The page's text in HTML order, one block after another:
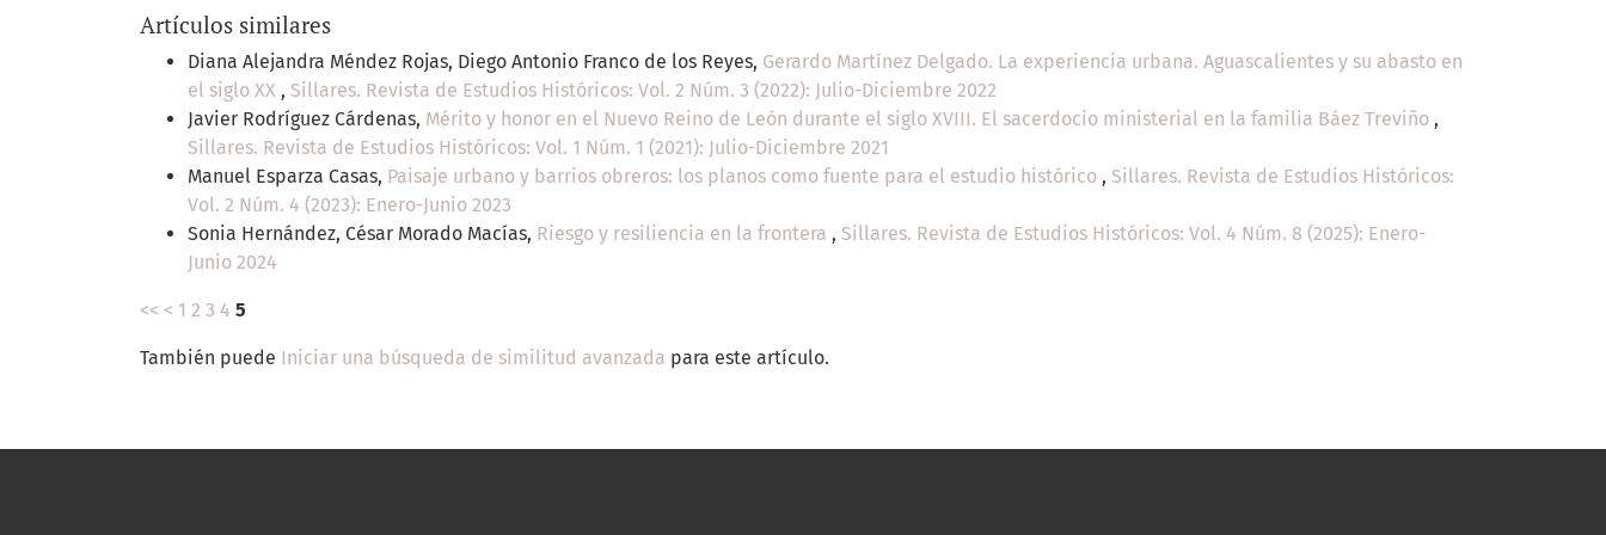
Artículos similares
Diana Alejandra Méndez Rojas, Diego Antonio Franco de los Reyes, Gerardo Martínez Delgado. La experiencia urbana. Aguascalientes y su abasto en
el siglo XX , Sillares. Revista de Estudios Históricos: Vol. 2 Núm. 3 (2022): Julio-Diciembre 2022
Javier Rodríguez Cárdenas, Mérito y honor en el Nuevo Reino de León durante el siglo XVIII. El sacerdocio ministerial en la familia Báez Treviño ,
Sillares. Revista de Estudios Históricos: Vol. 1 Núm. 1 (2021): Julio-Diciembre 2021
Manuel Esparza Casas, Paisaje urbano y barrios obreros: los planos como fuente para el estudio histórico , Sillares. Revista de Estudios Históricos:
Vol. 2 Núm. 4 (2023): Enero-Junio 2023
Sonia Hernández, César Morado Macías, Riesgo y resiliencia en la frontera , Sillares. Revista de Estudios Históricos: Vol. 4 Núm. 8 (2025): Enero-
Junio 2024
<< < 1 2 3 4 5
También puede Iniciar una búsqueda de similitud avanzada para este artículo.